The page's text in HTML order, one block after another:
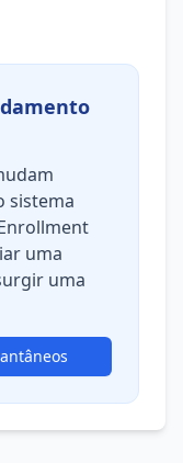
sistema
uma
uma